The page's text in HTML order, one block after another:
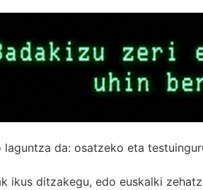
laguntza da: osatzeko eta
ikus ditzakegu, edo euskalki